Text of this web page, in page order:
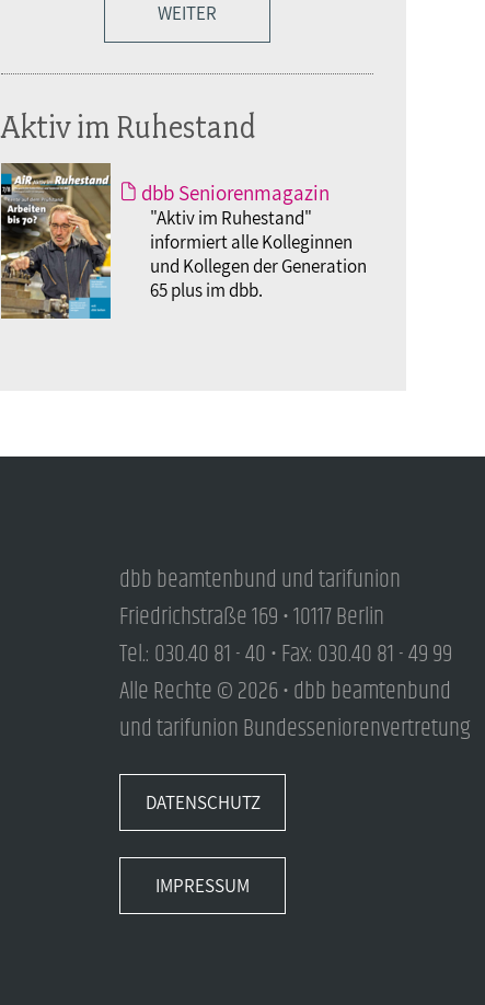
WEITER
Aktiv im Ruhestand
dbb Seniorenmagazin
"Aktiv im Ruhestand"
informiert alle Kolleginnen
und Kollegen der Generation
65 plus im dbb.
dbb beamtenbund und tarifunion
Friedrichstraße 169 • 10117 Berlin
Tel.: 030.40 81 - 40 • Fax: 030.40 81 - 49 99
Alle Rechte © 2026 • dbb beamtenbund
und tarifunion Bundesseniorenvertretung
DATENSCHUTZ
IMPRESSUM